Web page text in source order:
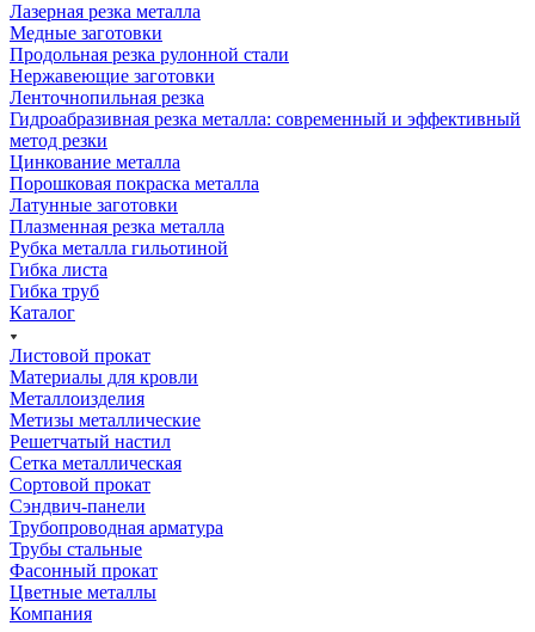
Лазерная резка металла
Медные заготовки
Продольная резка рулонной стали
Нержавеющие заготовки
Ленточнопильная резка
Гидроабразивная резка металла: современный и эффективный
метод резки
Цинкование металла
Порошковая покраска металла
Латунные заготовки
Плазменная резка металла
Рубка металла гильотиной
Гибка листа
Гибка труб
Каталог
Листовой прокат
Материалы для кровли
Металлоизделия
Метизы металлические
Решетчатый настил
Сетка металлическая
Сортовой прокат
Сэндвич-панели
Трубопроводная арматура
Трубы стальные
Фасонный прокат
Цветные металлы
Компания